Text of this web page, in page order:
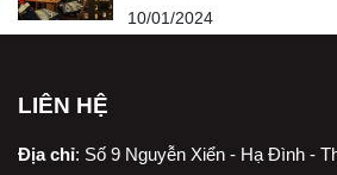
10/01/2024
LIÊN HỆ
Địa chỉ: Số 9 Nguyễn Xiển - Hạ Đình -